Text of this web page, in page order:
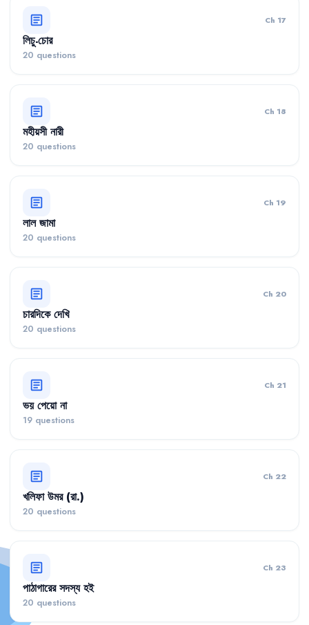
article Ch 17
লিচু-চোর
20 questions
article Ch 18
মহীয়সী নারী
20 questions
article Ch 19
লাল জামা
20 questions
article Ch 20
চারদিকে দেখি
20 questions
article Ch 21
ভয় পেয়ো না
19 questions
article Ch 22
খলিফা উমর (রা.)
20 questions
article Ch 23
পাঠাগারের সদস্য হই
20 questions